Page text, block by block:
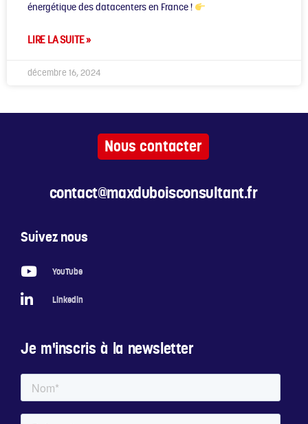
énergétique des datacenters en France !
LIRE LA SUITE »
décembre 16, 2024
Nous contacter
contact@maxduboisconsultant.fr
Suivez nous
YouTube
Linkedin
Je m'inscris à la newsletter